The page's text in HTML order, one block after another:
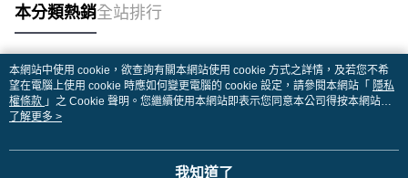
本分類熱銷全站排行
熱門標籤
本網站中使用 cookie，欲查詢有關本網站使用 cookie 方式之詳情，及若您不希
望在電腦上使用 cookie 時應如何變更電腦的 cookie 設定，請參閱本網站「 隱私
權條款 」之 Cookie 聲明。您繼續使用本網站即表示您同意本公司得按本網站使
用條款之 Cookie 聲明使用 cookie。
了解更多 >
我知道了